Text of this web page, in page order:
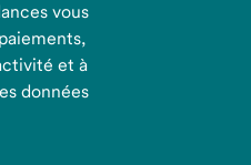
vous
et à
données